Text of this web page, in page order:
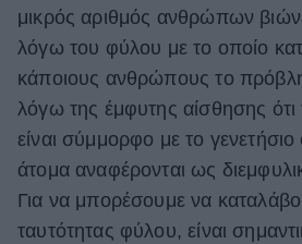
Αφιερώματα
ΒΟΞ
Χωρίς Ταμπέλες
μικρός αριθμός ανθρώπων
λόγω του φύλου με το οποίο
κάποιους ανθρώπους το
λόγω της έμφυτης αίσθησης
είναι σύμμορφο με το
άτομα αναφέρονται ως
Για να μπορέσουμε να
ταυτότητας φύλου, είναι